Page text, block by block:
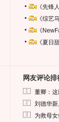
《先锋
《综艺
《
《夏日
网友评论排
1 董卿：
2 刘德华新
3 为救母